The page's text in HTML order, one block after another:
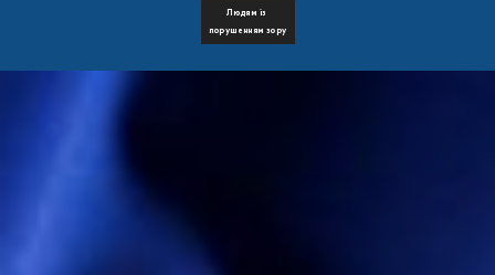
Людям із
порушенням зору